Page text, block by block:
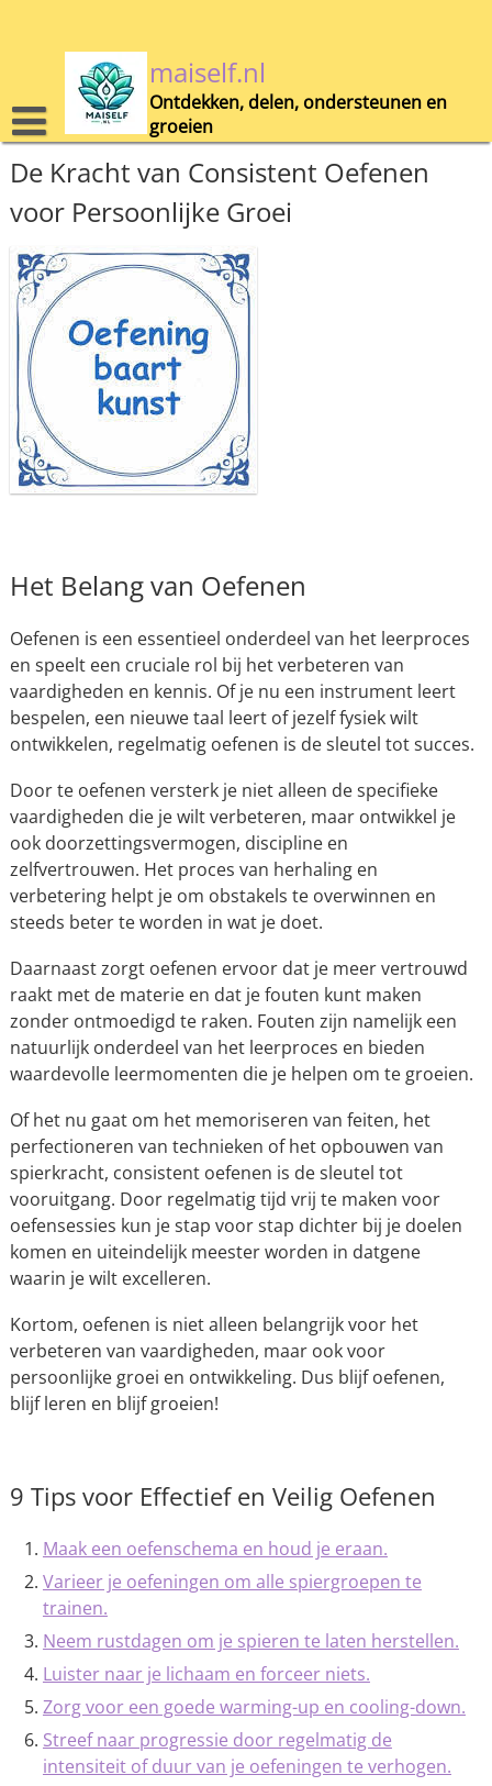
maiself.nl
Ontdekken, delen, ondersteunen en
groeien
De Kracht van Consistent Oefenen
voor Persoonlijke Groei
Het Belang van Oefenen
Oefenen is een essentieel onderdeel van het leerproces
en speelt een cruciale rol bij het verbeteren van
vaardigheden en kennis. Of je nu een instrument leert
bespelen, een nieuwe taal leert of jezelf fysiek wilt
ontwikkelen, regelmatig oefenen is de sleutel tot succes.
Door te oefenen versterk je niet alleen de specifieke
vaardigheden die je wilt verbeteren, maar ontwikkel je
ook doorzettingsvermogen, discipline en
zelfvertrouwen. Het proces van herhaling en
verbetering helpt je om obstakels te overwinnen en
steeds beter te worden in wat je doet.
Daarnaast zorgt oefenen ervoor dat je meer vertrouwd
raakt met de materie en dat je fouten kunt maken
zonder ontmoedigd te raken. Fouten zijn namelijk een
natuurlijk onderdeel van het leerproces en bieden
waardevolle leermomenten die je helpen om te groeien.
Of het nu gaat om het memoriseren van feiten, het
perfectioneren van technieken of het opbouwen van
spierkracht, consistent oefenen is de sleutel tot
vooruitgang. Door regelmatig tijd vrij te maken voor
oefensessies kun je stap voor stap dichter bij je doelen
komen en uiteindelijk meester worden in datgene
waarin je wilt excelleren.
Kortom, oefenen is niet alleen belangrijk voor het
verbeteren van vaardigheden, maar ook voor
persoonlijke groei en ontwikkeling. Dus blijf oefenen,
blijf leren en blijf groeien!
9 Tips voor Effectief en Veilig Oefenen
Maak een oefenschema en houd je eraan.
Varieer je oefeningen om alle spiergroepen te
trainen.
Neem rustdagen om je spieren te laten herstellen.
Luister naar je lichaam en forceer niets.
Zorg voor een goede warming-up en cooling-down.
Streef naar progressie door regelmatig de
intensiteit of duur van je oefeningen te verhogen.